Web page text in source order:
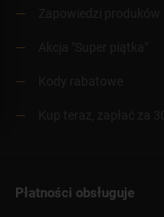
Płatności obsługuje